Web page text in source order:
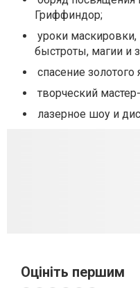
Гриффиндор;
уроки
быстроты, магии и
спасение золотого
творческий
лазерное шоу и
Оцініть першим